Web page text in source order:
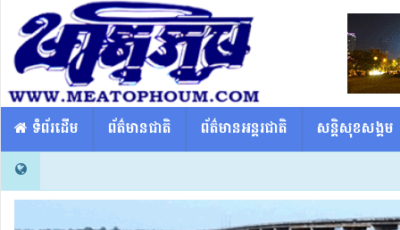
​​ ទំព័រដើម ព័ត៌មានជាតិ ព័ត៌មានអន្តរជាតិ សន្តិសុខសង្គម